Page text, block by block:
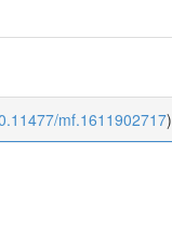
mf.1611902717)